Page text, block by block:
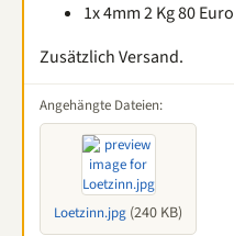
1x 4mm 2 Kg 80 Euro
Zusätzlich Versand.
Angehängte Dateien:
Loetzinn.jpg (240 KB)